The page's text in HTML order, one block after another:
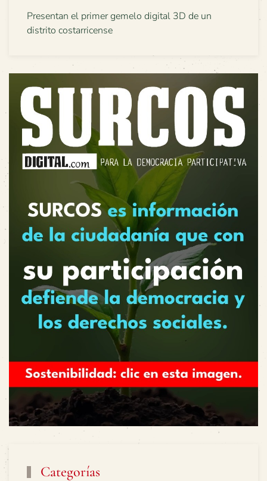
Presentan el primer gemelo digital 3D de un
distrito costarricense
Categorías